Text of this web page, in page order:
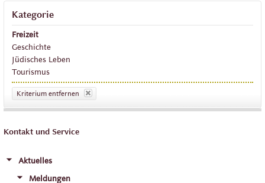
Kategorie
Freizeit
Geschichte
Jüdisches Leben
Tourismus
Kriterium entfernen
Kontakt und Service
Aktuelles
Meldungen